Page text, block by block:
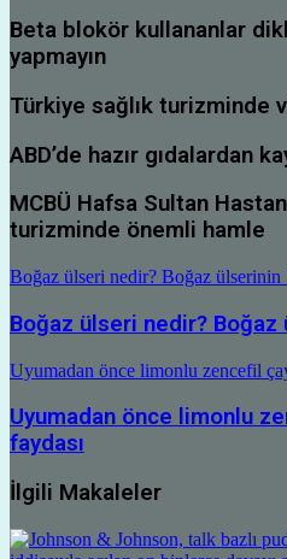
Beta blokör kullananlar
yapmayın
Türkiye sağlık turizminde
ABD’de hazır gıdalardan
MCBÜ Hafsa Sultan
turizminde önemli hamle
Boğaz ülseri nedir? Boğaz ülserinin
Boğaz ülseri nedir?
Uyumadan önce limonlu zencefil
Uyumadan önce limonlu
faydası
İlgili Makaleler